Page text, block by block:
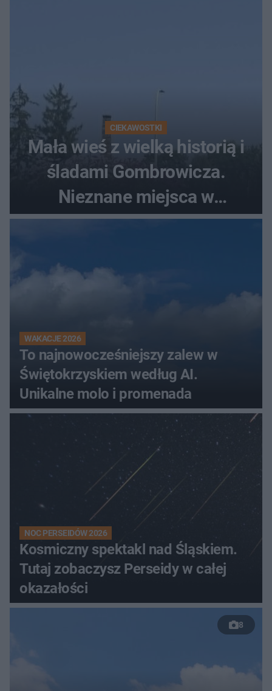
CIEKAWOSTKI
Mała wieś z wielką historią i
śladami Gombrowicza.
Nieznane miejsca w
Świętokrzyskiem
WAKACJE 2026
To najnowocześniejszy zalew w
Świętokrzyskiem według AI.
Unikalne molo i promenada
NOC PERSEIDÓW 2026
Kosmiczny spektakl nad Śląskiem.
Tutaj zobaczysz Perseidy w całej
okazałości
8